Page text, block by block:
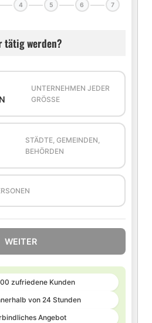
4 5 6 7
tätig werden?
UNTERNEHMEN JEDER
GRÖSSE
STÄDTE, GEMEINDEN,
BEHÖRDEN
WEITER
zufriedene Kunden
von 24 Stunden
Angebot